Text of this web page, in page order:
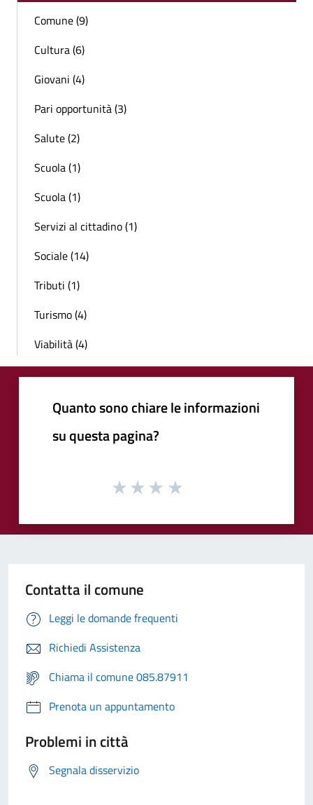
Comune (9)
Cultura (6)
Giovani (4)
Pari opportunità (3)
Salute (2)
Scuola (1)
Scuola (1)
Servizi al cittadino (1)
Sociale (14)
Tributi (1)
Turismo (4)
Viabilità (4)
Quanto sono chiare le informazioni
su questa pagina?
Contatta il comune
Leggi le domande frequenti
Richiedi Assistenza
Chiama il comune 085.87911
Prenota un appuntamento
Problemi in città
Segnala disservizio